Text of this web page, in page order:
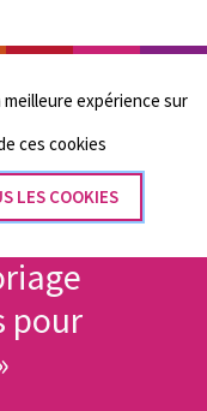
expérience sur
ces cookies
LES COOKIES
page d'accueil
Menu
pour